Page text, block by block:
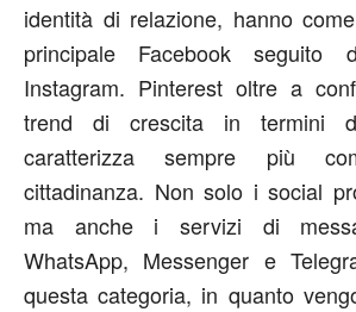
identità di relazione, hanno
principale Facebook seguito
Instagram. Pinterest oltre a
trend di crescita in termini
caratterizza sempre più
cittadinanza. Non solo i social
ma anche i servizi di
WhatsApp, Messenger e
questa categoria, in quanto